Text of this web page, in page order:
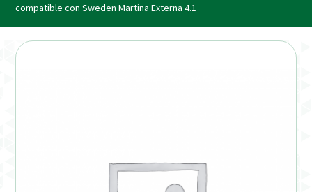
Catálogo
Conexiones CAD CAM
compatible con Sweden Martina Externa 4.1